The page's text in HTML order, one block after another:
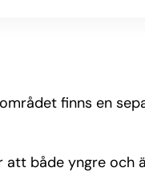
finns en
både yngre och